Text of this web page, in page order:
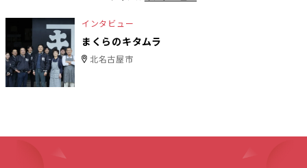
インタビュー
まくらのキタムラ
北名古屋市